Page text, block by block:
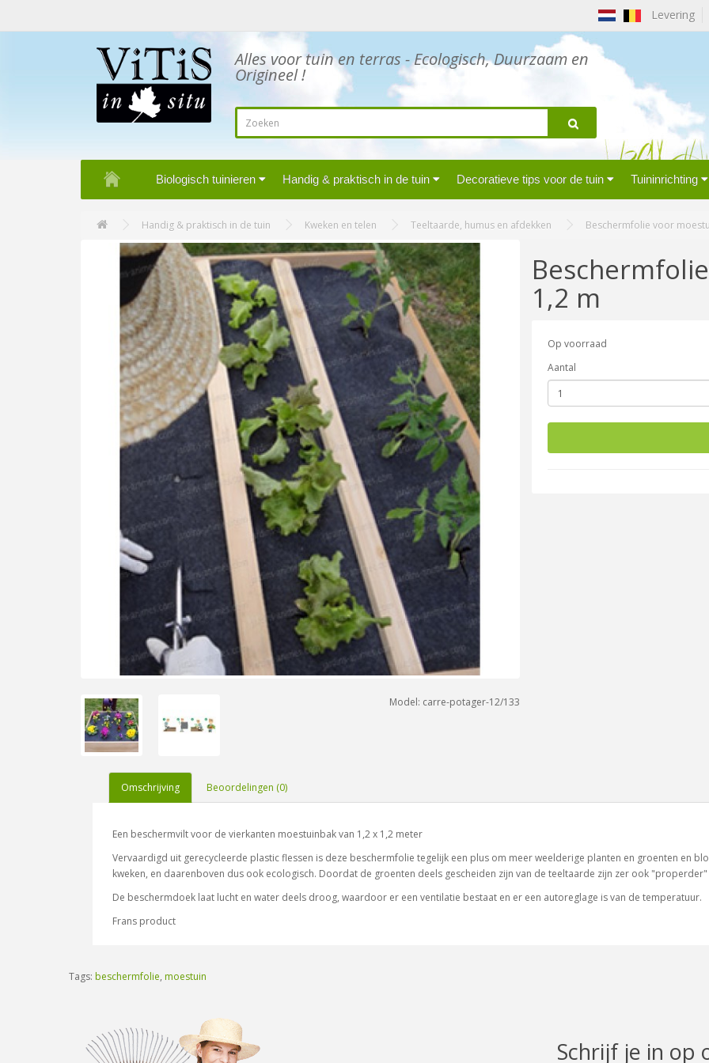
Levering
Alles voor tuin en terras - Ecologisch, Duurzaam en
Origineel !
Biologisch tuinieren Handig & praktisch in de tuin Decoratieve tips voor de tuin Tuininrichting
Handig & praktisch in de tuin Kweken en telen Teeltaarde, humus en afdekken Beschermfolie voor
Model: carre-potager-12/133
1,2 m
Op voorraad
Aantal
Omschrijving Beoordelingen (0)
Een beschermvilt voor de vierkanten moestuinbak van 1,2 x 1,2 meter
Vervaardigd uit gerecycleerde plastic flessen is deze beschermfolie tegelijk een plus om meer weelderige planten en groenten en
kweken, en daarenboven dus ook ecologisch. Doordat de groenten deels gescheiden zijn van de teeltaarde zijn zer ook
De beschermdoek laat lucht en water deels droog, waardoor er een ventilatie bestaat en er een autoreglage is van de temperatuur.
Frans product
Tags: beschermfolie, moestuin
Schrijf je in op